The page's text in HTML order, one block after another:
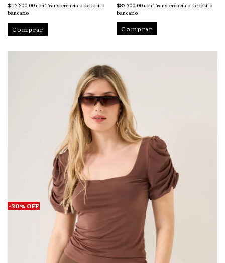
$112.200,00 con Transferencia o depósito
bancario
Comprar
$83.300,00 con Transferencia o depósito
bancario
Comprar
-30% OFF